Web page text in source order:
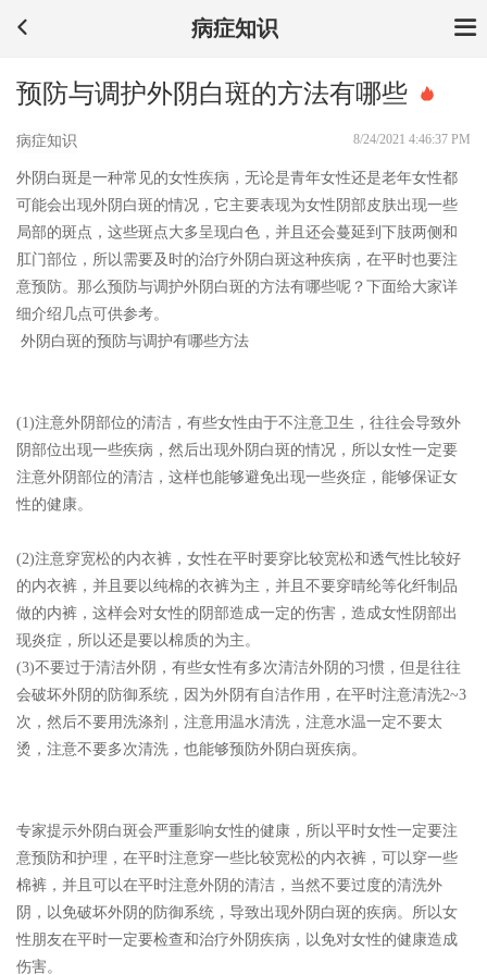
病症知识
预防与调护外阴白斑的方法有哪些
病症知识 8/24/2021 4:46:37 PM
外阴白斑是一种常见的女性疾病，无论是青年女性还是老年女性都
可能会出现外阴白斑的情况，它主要表现为女性阴部皮肤出现一些
局部的斑点，这些斑点大多呈现白色，并且还会蔓延到下肢两侧和
肛门部位，所以需要及时的治疗外阴白斑这种疾病，在平时也要注
意预防。那么预防与调护外阴白斑的方法有哪些呢？下面给大家详
细介绍几点可供参考。
外阴白斑的预防与调护有哪些方法
(1)注意外阴部位的清洁，有些女性由于不注意卫生，往往会导致外
阴部位出现一些疾病，然后出现外阴白斑的情况，所以女性一定要
注意外阴部位的清洁，这样也能够避免出现一些炎症，能够保证女
性的健康。
(2)注意穿宽松的内衣裤，女性在平时要穿比较宽松和透气性比较好
的内衣裤，并且要以纯棉的衣裤为主，并且不要穿晴纶等化纤制品
做的内裤，这样会对女性的阴部造成一定的伤害，造成女性阴部出
现炎症，所以还是要以棉质的为主。
(3)不要过于清洁外阴，有些女性有多次清洁外阴的习惯，但是往往
会破坏外阴的防御系统，因为外阴有自洁作用，在平时注意清洗2~3
次，然后不要用洗涤剂，注意用温水清洗，注意水温一定不要太
烫，注意不要多次清洗，也能够预防外阴白斑疾病。
专家提示外阴白斑会严重影响女性的健康，所以平时女性一定要注
意预防和护理，在平时注意穿一些比较宽松的内衣裤，可以穿一些
棉裤，并且可以在平时注意外阴的清洁，当然不要过度的清洗外
阴，以免破坏外阴的防御系统，导致出现外阴白斑的疾病。所以女
性朋友在平时一定要检查和治疗外阴疾病，以免对女性的健康造成
伤害。